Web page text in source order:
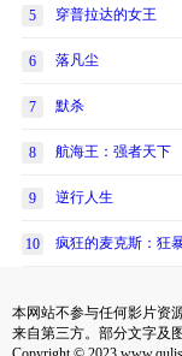
5 穿普拉达的女王
6 落凡尘
7 默杀
8 航海王：强者天下
9 逆行人生
10 疯狂的麦克斯：狂
本网站不参与任何影片资
来自第三方。部分文字及